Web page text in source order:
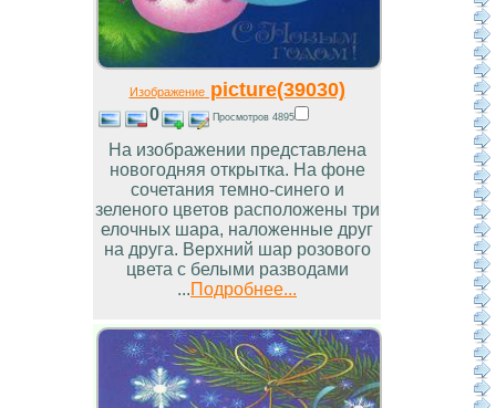
Изображениеpicture(39030)
0 Просмотров 4895
На изображении представлена
новогодняя открытка. На фоне
сочетания темно-синего и
зеленого цветов расположены три
елочных шара, наложенные друг
на друга. Верхний шар розового
цвета с белыми разводами
...Подробнее...